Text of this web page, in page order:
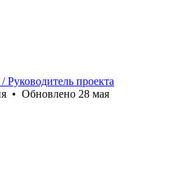
Руководитель проекта
• Обновлено 28 мая